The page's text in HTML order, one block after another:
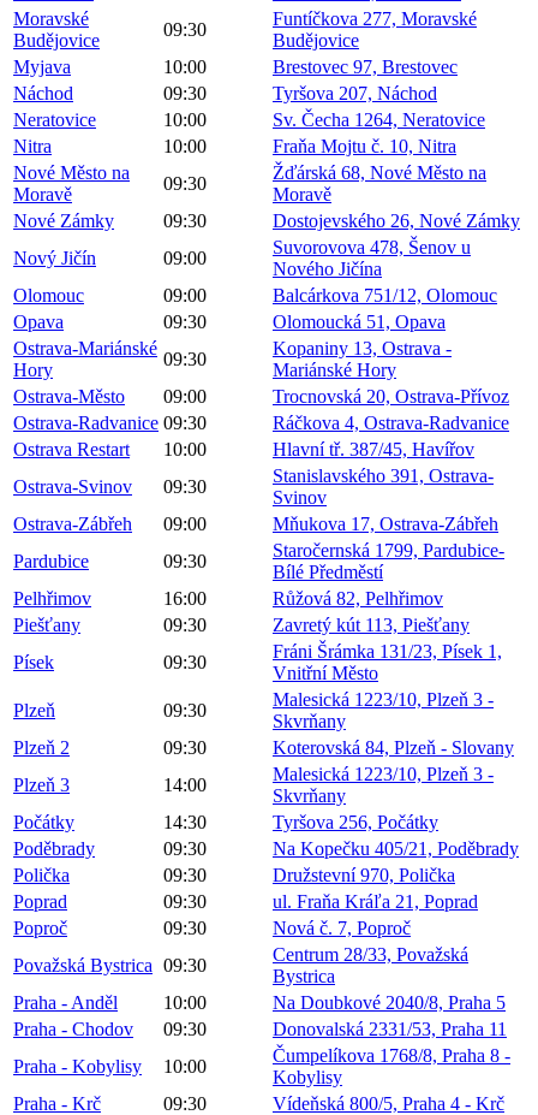
Moravské
Budějovice
09:30
Funtíčkova 277, Moravské
Budějovice
Myjava
10:00
Brestovec 97, Brestovec
Náchod
09:30
Tyršova 207, Náchod
Neratovice
10:00
Sv. Čecha 1264, Neratovice
Nitra
10:00
Fraňa Mojtu č. 10, Nitra
Nové Město na
Moravě
09:30
Žďárská 68, Nové Město na
Moravě
Nové Zámky
09:30
Dostojevského 26, Nové Zámky
Nový Jičín
09:00
Suvorovova 478, Šenov u
Nového Jičína
Olomouc
09:00
Balcárkova 751/12, Olomouc
Opava
09:30
Olomoucká 51, Opava
Ostrava-Mariánské
Hory
09:30
Kopaniny 13, Ostrava -
Mariánské Hory
Ostrava-Město
09:00
Trocnovská 20, Ostrava-Přívoz
Ostrava-Radvanice 09:30
Ráčkova 4, Ostrava-Radvanice
Ostrava Restart
10:00
Hlavní tř. 387/45, Havířov
Ostrava-Svinov
09:30
Stanislavského 391, Ostrava-
Svinov
Ostrava-Zábřeh
09:00
Mňukova 17, Ostrava-Zábřeh
Pardubice
09:30
Staročernská 1799, Pardubice-
Bílé Předměstí
Pelhřimov
16:00
Růžová 82, Pelhřimov
Piešťany
09:30
Zavretý kút 113, Piešťany
Písek
09:30
Fráni Šrámka 131/23, Písek 1,
Vnitřní Město
Plzeň
09:30
Malesická 1223/10, Plzeň 3 -
Skvrňany
Plzeň 2
09:30
Koterovská 84, Plzeň - Slovany
Plzeň 3
14:00
Malesická 1223/10, Plzeň 3 -
Skvrňany
Počátky
14:30
Tyršova 256, Počátky
Poděbrady
09:30
Na Kopečku 405/21, Poděbrady
Polička
09:30
Družstevní 970, Polička
Poprad
09:30
ul. Fraňa Kráľa 21, Poprad
Poproč
09:30
Nová č. 7, Poproč
Považská Bystrica 09:30
Centrum 28/33, Považská
Bystrica
Praha - Anděl
10:00
Na Doubkové 2040/8, Praha 5
Praha - Chodov
09:30
Donovalská 2331/53, Praha 11
Praha - Kobylisy
10:00
Čumpelíkova 1768/8, Praha 8 -
Kobylisy
Praha - Krč
09:30
Vídeňská 800/5, Praha 4 - Krč